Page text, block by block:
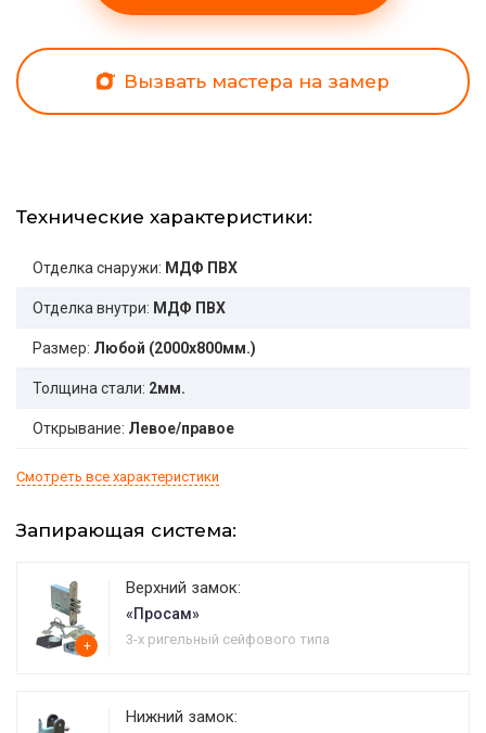
Вызвать мастера на замер
Технические характеристики:
Отделка снаружи: МДФ ПВХ
Отделка внутри: МДФ ПВХ
Размер: Любой (2000x800мм.)
Толщина стали: 2мм.
Открывание: Левое/правое
Смотреть все характеристики
Запирающая система:
+
Верхний замок:
«Просам»
3-х ригельный сейфового типа
Нижний замок: